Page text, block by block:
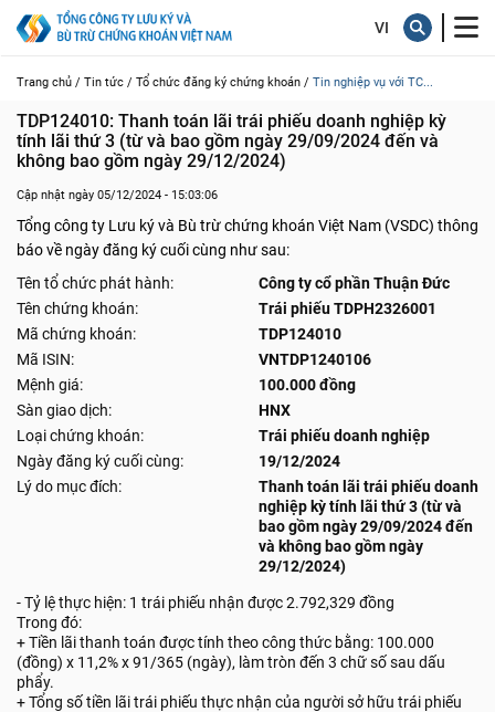
Trang chủ / Tin tức / Tổ chức đăng ký chứng khoán / Tin nghiệp vụ với TC...
TDP124010: Thanh toán lãi trái phiếu doanh nghiệp kỳ
tính lãi thứ 3 (từ và bao gồm ngày 29/09/2024 đến và
không bao gồm ngày 29/12/2024)
Cập nhật ngày 05/12/2024 - 15:03:06
Tổng công ty Lưu ký và Bù trừ chứng khoán Việt Nam (VSDC) thông
báo về ngày đăng ký cuối cùng như sau:
Tên tổ chức phát hành:
Công ty cổ phần Thuận Đức
Tên chứng khoán:
Trái phiếu TDPH2326001
Mã chứng khoán:
TDP124010
Mã ISIN:
VNTDP1240106
Mệnh giá:
100.000 đồng
Sàn giao dịch:
HNX
Loại chứng khoán:
Trái phiếu doanh nghiệp
Ngày đăng ký cuối cùng:
19/12/2024
Lý do mục đích:
Thanh toán lãi trái phiếu doanh
nghiệp kỳ tính lãi thứ 3 (từ và
bao gồm ngày 29/09/2024 đến
và không bao gồm ngày
29/12/2024)
- Tỷ lệ thực hiện: 1 trái phiếu nhận được 2.792,329 đồng
Trong đó:
+ Tiền lãi thanh toán được tính theo công thức bằng: 100.000
(đồng) x 11,2% x 91/365 (ngày), làm tròn đến 3 chữ số sau dấu
phẩy.
+ Tổng số tiền lãi trái phiếu thực nhận của người sở hữu trái phiếu